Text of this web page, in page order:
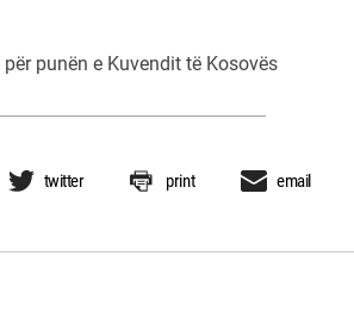
punën e Kuvendit të Kosovës
twitter print email